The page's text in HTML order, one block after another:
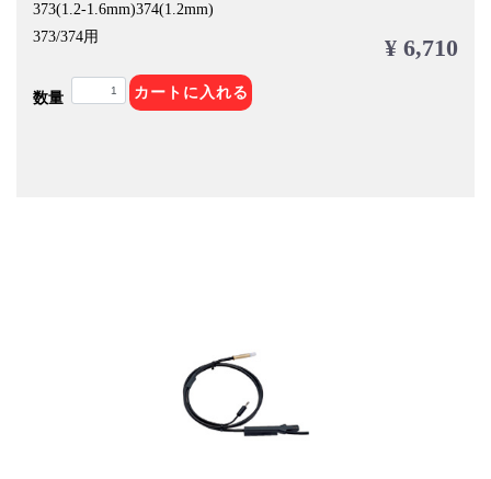
373(1.2-1.6mm)374(1.2mm)
373/374用
¥ 6,710
数量 カートに入れる